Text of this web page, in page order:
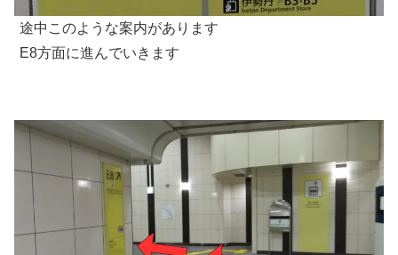
途中このような案内があります
E8方面に進んでいきます